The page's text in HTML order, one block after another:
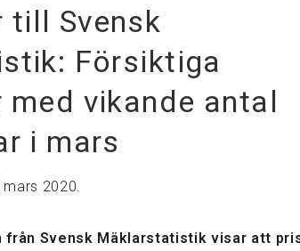
till Svensk
Försiktiga
vikande antal
i mars
2020.
från Svensk Mäklarstatistik visar att